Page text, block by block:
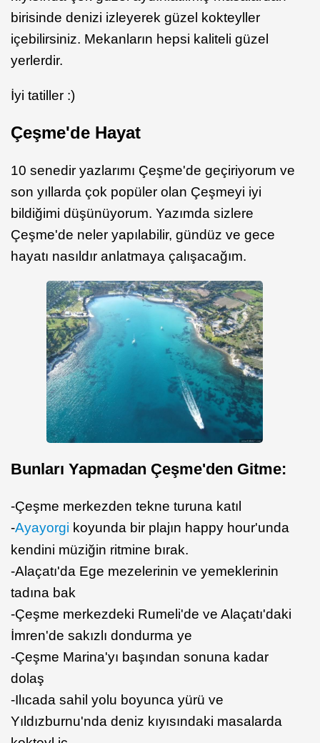
birisinde denizi izleyerek güzel kokteyller
içebilirsiniz. Mekanların hepsi kaliteli güzel
yerlerdir.
İyi tatiller :)
Çeşme'de Hayat
10 senedir yazlarımı Çeşme'de geçiriyorum ve
son yıllarda çok popüler olan Çeşmeyi iyi
bildiğimi düşünüyorum. Yazımda sizlere
Çeşme'de neler yapılabilir, gündüz ve gece
hayatı nasıldır anlatmaya çalışacağım.
Bunları Yapmadan Çeşme'den Gitme:
-Çeşme merkezden tekne turuna katıl
-Ayayorgi koyunda bir plajın happy hour'unda
kendini müziğin ritmine bırak.
-Alaçatı'da Ege mezelerinin ve yemeklerinin
tadına bak
-Çeşme merkezdeki Rumeli'de ve Alaçatı'daki
İmren'de sakızlı dondurma ye
-Çeşme Marina'yı başından sonuna kadar
dolaş
-Ilıcada sahil yolu boyunca yürü ve
Yıldızburnu'nda deniz kıyısındaki masalarda